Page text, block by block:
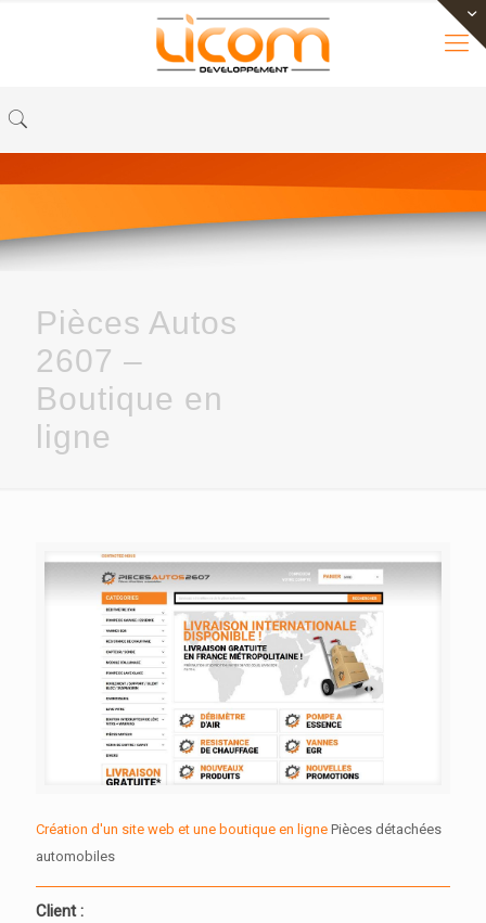
Pièces Autos
2607 –
Boutique en
ligne
Création d'un site web et une boutique en ligne Pièces détachées
automobiles
Client :